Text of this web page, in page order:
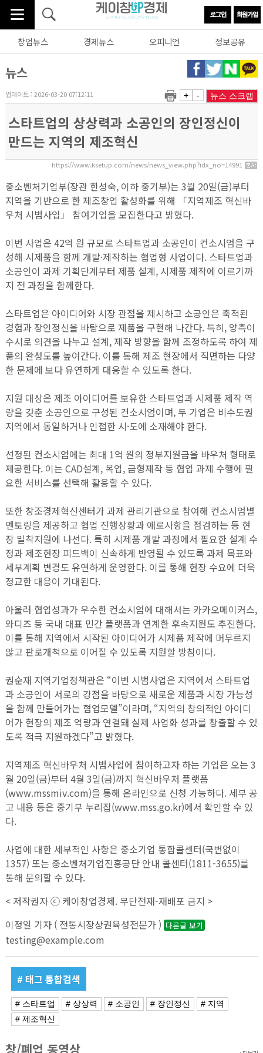
창업뉴스 경제뉴스 오피니언 정보공유
뉴스
업데이트 : 2026-03-20 07:12:11 + - 뉴스 스크랩
스타트업의 상상력과 소공인의 장인정신이
만드는 지역의 제조혁신
https://www.ksetup.com/news/news_view.php?idx_no=14991
중소벤처기업부(장관 한성숙, 이하 중기부)는 3월 20일(금)부터
지역을 기반으로 한 제조창업 활성화를 위해 「지역제조 혁신바
우처 시범사업」 참여기업을 모집한다고 밝혔다.
이번 사업은 42억 원 규모로 스타트업과 소공인이 컨소시엄을 구
성해 시제품을 함께 개발·제작하는 협업형 사업이다. 스타트업과
소공인이 과제 기획단계부터 제품 설계, 시제품 제작에 이르기까
지 전 과정을 함께한다.
스타트업은 아이디어와 시장 관점을 제시하고 소공인은 축적된
경험과 장인정신을 바탕으로 제품을 구현해 나간다. 특히, 양측이
수시로 의견을 나누고 설계, 제작 방향을 함께 조정하도록 하여 제
품의 완성도를 높여간다. 이를 통해 제조 현장에서 직면하는 다양
한 문제에 보다 유연하게 대응할 수 있도록 한다.
지원 대상은 제조 아이디어를 보유한 스타트업과 시제품 제작 역
량을 갖춘 소공인으로 구성된 컨소시엄이며, 두 기업은 비수도권
지역에서 동일하거나 인접한 시·도에 소재해야 한다.
선정된 컨소시엄에는 최대 1억 원의 정부지원금을 바우처 형태로
제공한다. 이는 CAD설계, 목업, 금형제작 등 협업 과제 수행에 필
요한 서비스를 선택해 활용할 수 있다.
또한 창조경제혁신센터가 과제 관리기관으로 참여해 컨소시엄별
멘토링을 제공하고 협업 진행상황과 애로사항을 점검하는 등 현
장 밀착지원에 나선다. 특히 시제품 개발 과정에서 필요한 설계 수
정과 제조현장 피드백이 신속하게 반영될 수 있도록 과제 목표와
세부계획 변경도 유연하게 운영한다. 이를 통해 현장 수요에 더욱
정교한 대응이 기대된다.
아울러 협업성과가 우수한 컨소시엄에 대해서는 카카오메이커스,
와디즈 등 국내 대표 민간 플랫폼과 연계한 후속지원도 추진한다.
이를 통해 지역에서 시작된 아이디어가 시제품 제작에 머무르지
않고 판로개척으로 이어질 수 있도록 지원할 방침이다.
권순재 지역기업정책관은 “이번 시범사업은 지역에서 스타트업
과 소공인이 서로의 강점을 바탕으로 새로운 제품과 시장 가능성
을 함께 만들어가는 협업모델”이라며, “지역의 창의적인 아이디
어가 현장의 제조 역량과 연결돼 실제 사업화 성과를 창출할 수 있
도록 적극 지원하겠다”고 밝혔다.
지역제조 혁신바우처 시범사업에 참여하고자 하는 기업은 오는 3
월 20일(금)부터 4월 3일(금)까지 혁신바우처 플랫폼
(www.mssmiv.com)을 통해 온라인으로 신청 가능하다. 세부 공
고 내용 등은 중기부 누리집(www.mss.go.kr)에서 확인할 수 있
다.
사업에 대한 세부적인 사항은 중소기업 통합콜센터(국번없이
1357) 또는 중소벤처기업진흥공단 안내 콜센터(1811-3655)를
통해 문의할 수 있다.
< 저작권자 ⓒ 케이창업경제. 무단전재-재배포 금지 >
이정일 기자 ( 전통시장상권육성전문가 ) 다른글 보기
testing@example.com
# 태그 통합검색
# 스타트업 # 상상력 # 소공인 # 장인정신
# 지역
# 제조혁신
창/폐업 동영상